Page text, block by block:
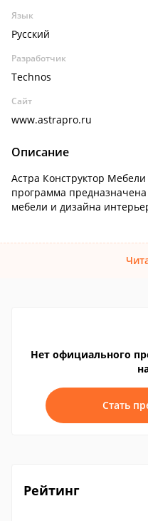
Язык
Русский
Разработчик
Technos
Сайт
www.astrapro.ru
Описание
Астра Конструктор Мебели
программа
мебели и дизайна
Нет официального
Стать
Рейтинг